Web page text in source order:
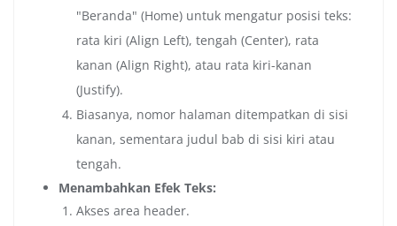
"Beranda" (Home) untuk mengatur posisi teks:
rata kiri (Align Left), tengah (Center), rata
kanan (Align Right), atau rata kiri-kanan
(Justify).
Biasanya, nomor halaman ditempatkan di sisi
kanan, sementara judul bab di sisi kiri atau
tengah.
Menambahkan Efek Teks:
Akses area header.